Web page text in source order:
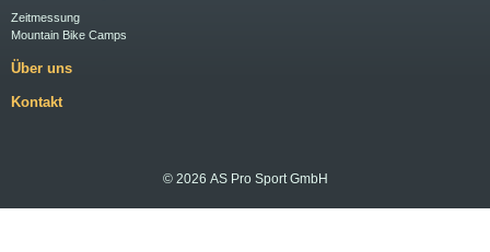
Zeitmessung
Mountain Bike Camps
Über uns
Kontakt
© 2026 AS Pro Sport GmbH